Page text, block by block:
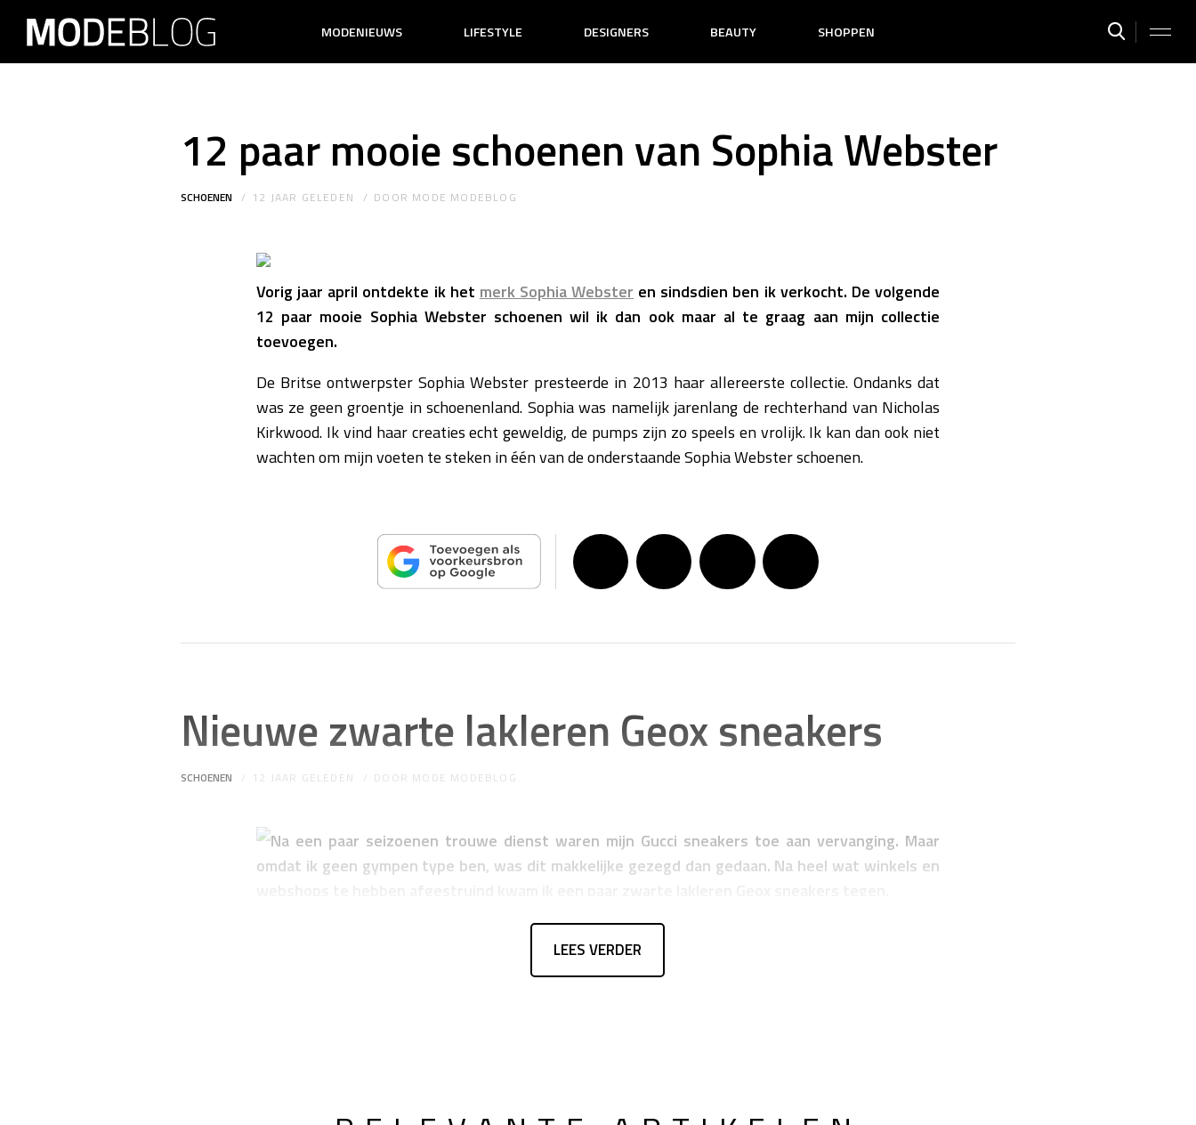
MODENIEUWS LIFESTYLE DESIGNERS BEAUTY SHOPPEN
12 paar mooie schoenen van Sophia Webster
SCHOENEN 12 JAAR GELEDEN DOOR MODE MODEBLOG
Vorig jaar april ontdekte ik het merk Sophia Webster en sindsdien ben ik verkocht. De volgende
12 paar mooie Sophia Webster schoenen wil ik dan ook maar al te graag aan mijn collectie
toevoegen.
De Britse ontwerpster Sophia Webster presteerde in 2013 haar allereerste collectie. Ondanks dat
was ze geen groentje in schoenenland. Sophia was namelijk jarenlang de rechterhand van Nicholas
Kirkwood. Ik vind haar creaties echt geweldig, de pumps zijn zo speels en vrolijk. Ik kan dan ook niet
wachten om mijn voeten te steken in één van de onderstaande Sophia Webster schoenen.
Nieuwe zwarte lakleren Geox sneakers
SCHOENEN 12 JAAR GELEDEN DOOR MODE MODEBLOG
Na een paar seizoenen trouwe dienst waren mijn Gucci sneakers toe aan vervanging. Maar
omdat ik geen gympen type ben, was dit makkelijke gezegd dan gedaan. Na heel wat winkels en
LEES VERDER